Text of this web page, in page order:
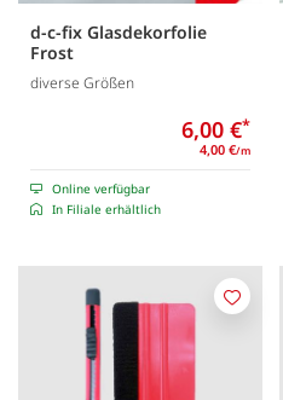
d-c-fix Glasdekorfolie
Frost
diverse Größen
6,00 €*
4,00 €/m
Online verfügbar
In Filiale erhältlich
Merken